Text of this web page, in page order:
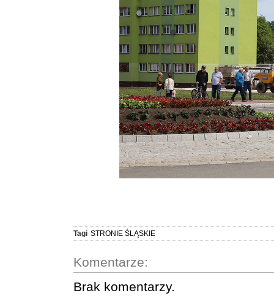
Tagi STRONIE ŚLĄSKIE
Komentarze:
Brak komentarzy.